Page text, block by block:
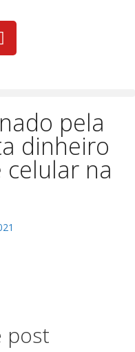
pela
dinheiro
na
post